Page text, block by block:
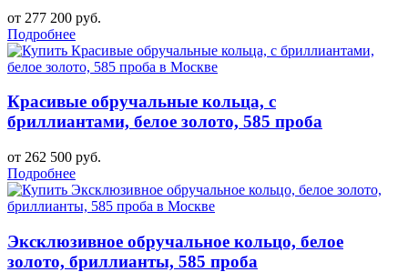
от 277 200 руб.
Подробнее
Красивые обручальные кольца, с
бриллиантами, белое золото, 585 проба
от 262 500 руб.
Подробнее
Эксклюзивное обручальное кольцо, белое
золото, бриллианты, 585 проба